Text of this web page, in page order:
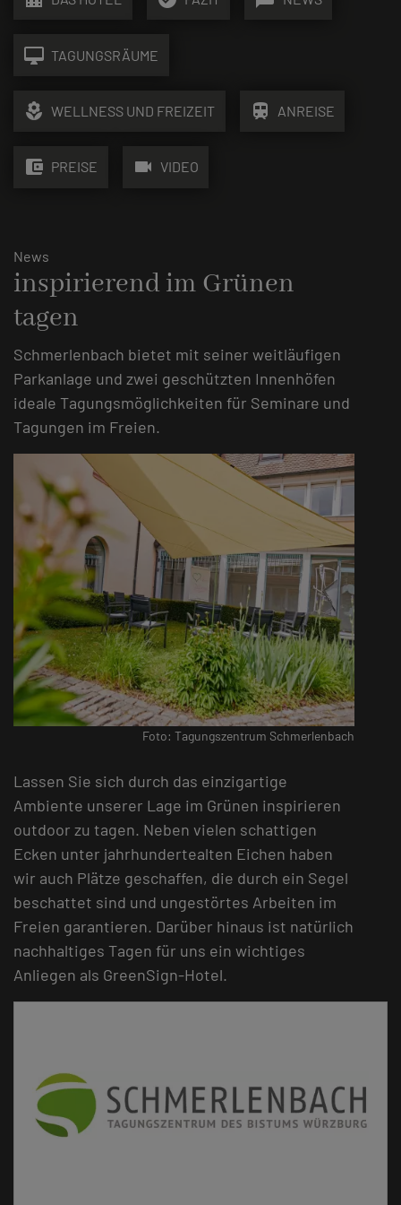
desktop_mac TAGUNGSRÄUME
local_florist WELLNESS UND FREIZEIT train ANREISE
account_balance_wallet PREISE videocam VIDEO
News
inspirierend im Grünen
tagen
Schmerlenbach bietet mit seiner weitläufigen
Parkanlage und zwei geschützten Innenhöfen
ideale Tagungsmöglichkeiten für Seminare und
Tagungen im Freien.
Foto: Tagungszentrum Schmerlenbach
Lassen Sie sich durch das einzigartige
Ambiente unserer Lage im Grünen inspirieren
outdoor zu tagen. Neben vielen schattigen
Ecken unter jahrhundertealten Eichen haben
wir auch Plätze geschaffen, die durch ein Segel
beschattet sind und ungestörtes Arbeiten im
Freien garantieren. Darüber hinaus ist natürlich
nachhaltiges Tagen für uns ein wichtiges
Anliegen als GreenSign-Hotel.